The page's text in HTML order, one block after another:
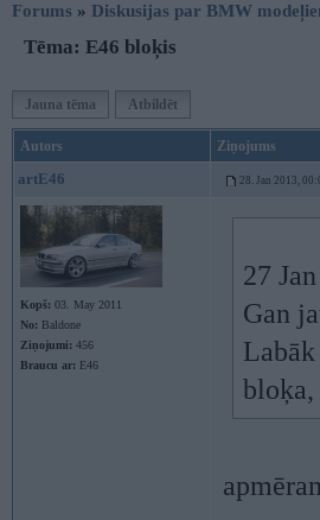
Forums » Diskusijas par BMW
Tēma: E46 bloķis
Jauna tēma Atbildēt
Autors Ziņojums
artE46 28. Jan 2013,
Kopš: 03. May 2011
No: Baldone
Ziņojumi: 456
Braucu ar: E46
27
Gan
bloķa,